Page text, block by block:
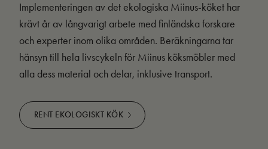
Implementeringen av det ekologiska Miinus-köket har
krävt år av långvarigt arbete med finländska forskare
och experter inom olika områden. Beräkningarna tar
hänsyn till hela livscykeln för Miinus köksmöbler med
alla dess material och delar, inklusive transport.
RENT EKOLOGISKT KÖK